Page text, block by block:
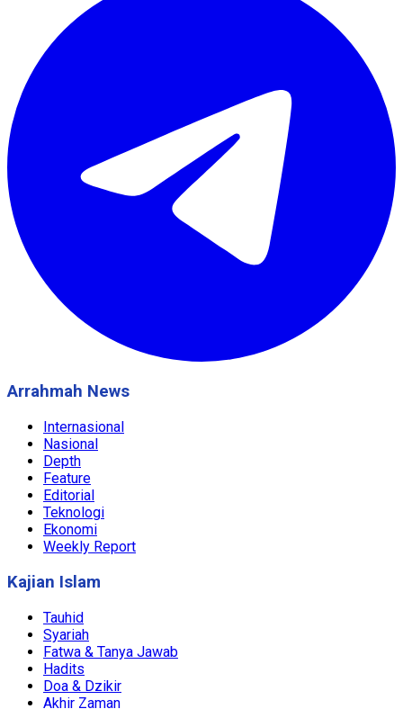
Arrahmah News
Internasional
Nasional
Depth
Feature
Editorial
Teknologi
Ekonomi
Weekly Report
Kajian Islam
Tauhid
Syariah
Fatwa & Tanya Jawab
Hadits
Doa & Dzikir
Akhir Zaman